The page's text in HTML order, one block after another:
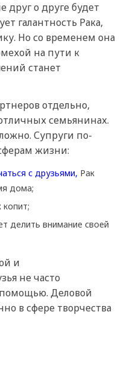
друг о друге будет
галантность Рака,
Но со временем она
на пути к
станет
отдельно,
семьянинах.
Супруги по-
жизни:
с друзьями, Рак
дома;
делить внимание своей
и
не часто
помощью. Деловой
в сфере творчества